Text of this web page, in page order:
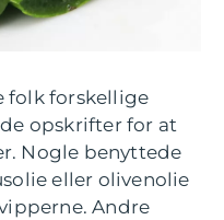
folk forskellige
opskrifter for at
Nogle benyttede
eller olivenolie
Andre